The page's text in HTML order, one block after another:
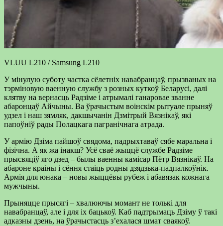
VLUU L210 / Samsung L210
У мінулую суботу частка сёлетніх навабранцаў, прызваных на
тэрміновую ваенную службу з розных куткоў Беларусі, далі
клятву на вернасць Радзіме і атрымалі ганаровае званне
абаронцаў Айчыны. Ва ўрачыстым воінскім рытуале прыняў
удзел і наш зямляк, дакшычанін Дзмітрый Вязнікаў, які
папоўніў рады Полацкага пагранічнага атрада.
У армію Дзіма пайшоў свядома, падрыхтаваў сябе маральна і
фізічна. А як жа інакш? Усё сваё жыццё службе Радзіме
прысвяціў яго дзед – былы ваенны камісар Пётр Вязнікаў. На
абароне краіны і сёння стаіць родны дзядзька-падпалкоўнік.
Армія для юнака – новы жыццёвы рубеж і абавязак кожнага
мужчыны.
Прыняцце прысягі – хвалюючы момант не толькі для
навабранцаў, але і для іх бацькоў. Каб падтрымаць Дзіму ў такі
адказны дзень, на ўрачыстасць з’ехалася шмат сваякоў.